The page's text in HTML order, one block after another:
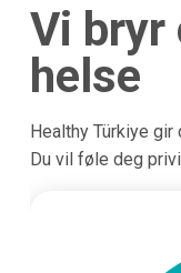
Vi bryr
helse
Healthy Türkiye
Du vil føle deg